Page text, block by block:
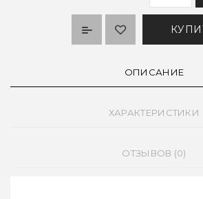
ОПИСАНИЕ
ХАРАКТЕРИСТИКИ
ОТЗЫВОВ (0)